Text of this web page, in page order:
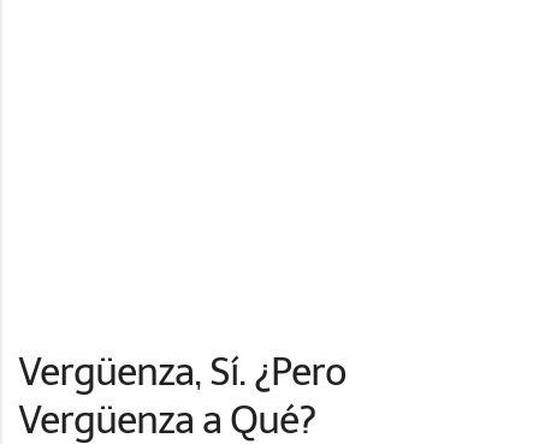
Vergüenza, Sí. ¿Pero
Vergüenza a Qué?